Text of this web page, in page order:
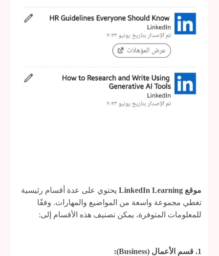
موقع LinkedIn Learning
يحتوي على عدة أقسام رئيسية
تغطي مجموعة واسعة من المواضيع والمهارات. وفقًا
للمعلومات المتوفرة، يمكن تصنيف هذه الأقسام إلى:
1. قسم الأعمال (Business):